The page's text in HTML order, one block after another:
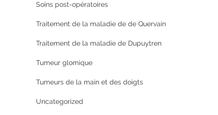
Soins post-opératoires
Traitement de la maladie de de Quervain
Traitement de la maladie de Dupuytren
Tumeur glomique
Tumeurs de la main et des doigts
Uncategorized